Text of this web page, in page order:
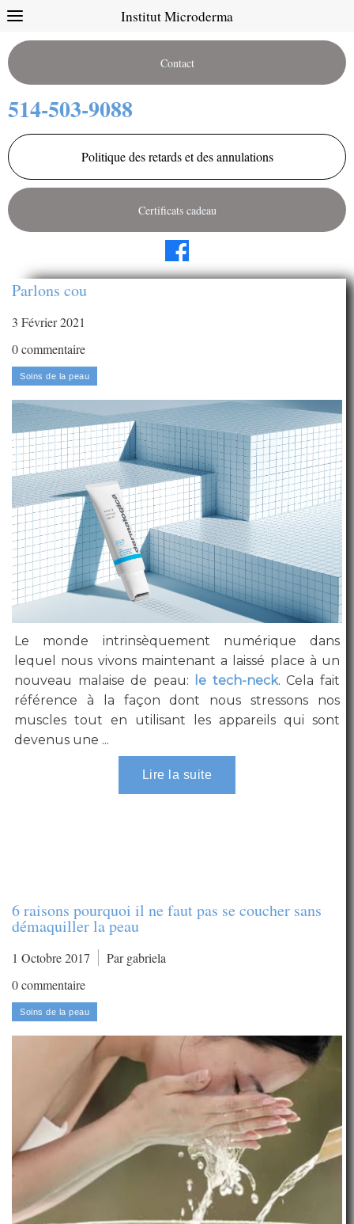
Institut Microderma
Contact
514-503-9088
Politique des retards et des annulations
Certificats cadeau
Parlons cou
3 Février 2021
0 commentaire
Le monde intrinsèquement numérique dans
lequel nous vivons maintenant a laissé place à un
nouveau malaise de peau:
le tech-neck. Cela fait
référence à la façon dont nous stressons nos
muscles tout en utilisant les appareils qui sont
devenus une ...
6 raisons pourquoi il ne faut pas se coucher sans
démaquiller la peau
1 Octobre 2017
Par gabriela
0 commentaire